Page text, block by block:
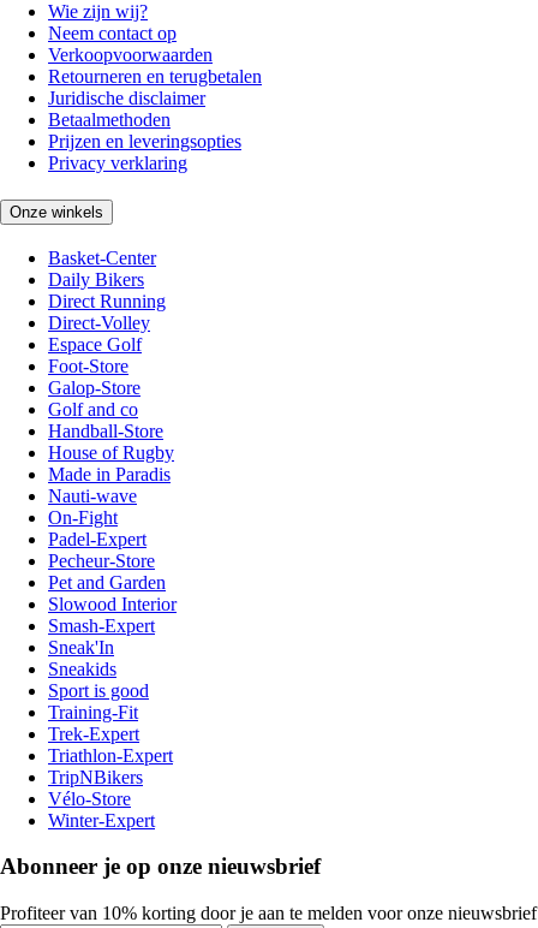
Wie zijn wij?
Neem contact op
Verkoopvoorwaarden
Retourneren en terugbetalen
Juridische disclaimer
Betaalmethoden
Prijzen en leveringsopties
Privacy verklaring
Onze winkels
Basket-Center
Daily Bikers
Direct Running
Direct-Volley
Espace Golf
Foot-Store
Galop-Store
Golf and co
Handball-Store
House of Rugby
Made in Paradis
Nauti-wave
On-Fight
Padel-Expert
Pecheur-Store
Pet and Garden
Slowood Interior
Smash-Expert
Sneak'In
Sneakids
Sport is good
Training-Fit
Trek-Expert
Triathlon-Expert
TripNBikers
Vélo-Store
Winter-Expert
Abonneer je op onze nieuwsbrief
Profiteer van 10% korting door je aan te melden voor onze nieuwsbrief